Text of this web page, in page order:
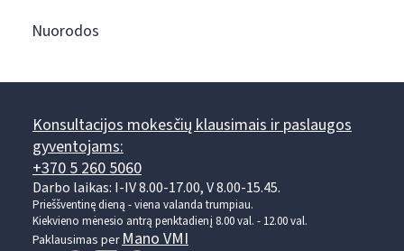
Nuorodos
Konsultacijos mokesčių klausimais ir paslaugos
gyventojams:
+370 5 260 5060
Darbo laikas: I-IV 8.00-17.00, V 8.00-15.45.
Prieššventinę dieną - viena valanda trumpiau.
Kiekvieno mėnesio antrą penktadienį 8.00 val. - 12.00 val.
Paklausimas per Mano VMI